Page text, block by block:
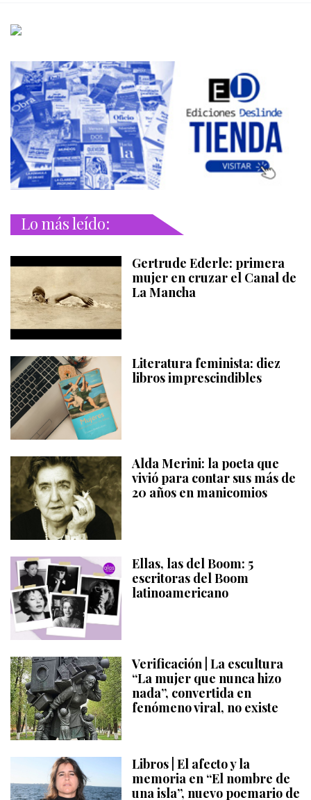
Lo más leído:
Gertrude Ederle: primera
mujer en cruzar el Canal de
La Mancha
Literatura feminista: diez
libros imprescindibles
Alda Merini: la poeta que
vivió para contar sus más de
20 años en manicomios
Ellas, las del Boom: 5
escritoras del Boom
latinoamericano
Verificación | La escultura
“La mujer que nunca hizo
nada”, convertida en
fenómeno viral, no existe
Libros | El afecto y la
memoria en “El nombre de
una isla”, nuevo poemario de